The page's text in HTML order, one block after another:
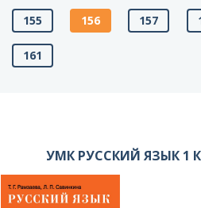
155 156 157
161
УМК РУССКИЙ ЯЗЫК 1